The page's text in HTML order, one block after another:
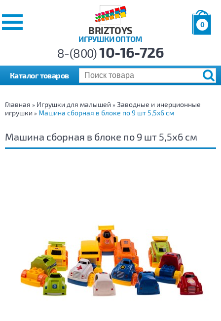
BRIZTOYS
ИГРУШКИ ОПТОМ
0
р.
8-(800)10-16-726
Каталог товаров
Главная » Игрушки для малышей » Заводные и инерционные
игрушки » Машина сборная в блоке по 9 шт 5,5х6 см
Машина сборная в блоке по 9 шт 5,5х6 см